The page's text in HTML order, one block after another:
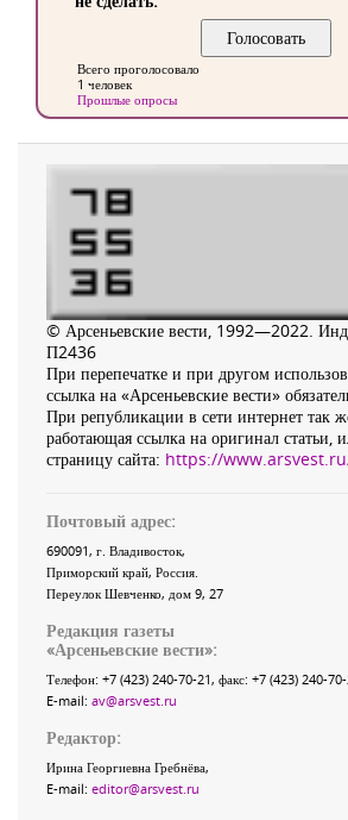
Всего проголосовало
1 человек
Прошлые опросы
© Арсеньевские вести, 1992—2022.
П2436
При перепечатке и при другом
ссылка на «Арсеньевские вести»
При републикации в сети интернет так
работающая ссылка на оригинал статьи,
страницу сайта: https://
Почтовый адрес:
690091, г. Владивосток,
Приморский край, Россия
Переулок Шевченко, дом 9, 27
Редакция газеты
«Арсеньевские вести»:
Телефон: +7 (423) 240-70-21, факс: +7 (423) 240-
E-mail: av@arsvest.ru
Редактор:
Ирина Георгиевна Гребнёва,
E-mail: editor@arsvest.ru